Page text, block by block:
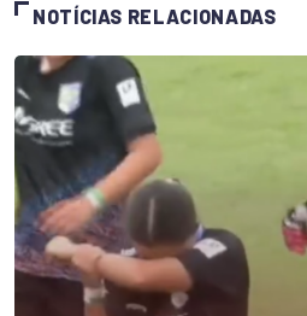
NOTÍCIAS RELACIONADAS